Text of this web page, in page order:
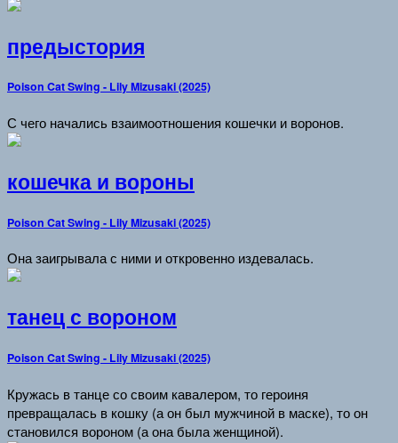
предыстория
Poison Cat Swing - Lily Mizusaki (2025)
С чего начались взаимоотношения кошечки и воронов.
кошечка и вороны
Poison Cat Swing - Lily Mizusaki (2025)
Она заигрывала с ними и откровенно издевалась.
танец с вороном
Poison Cat Swing - Lily Mizusaki (2025)
Кружась в танце со своим кавалером, то героиня
превращалась в кошку (а он был мужчиной в маске), то он
становился вороном (а она была женщиной).